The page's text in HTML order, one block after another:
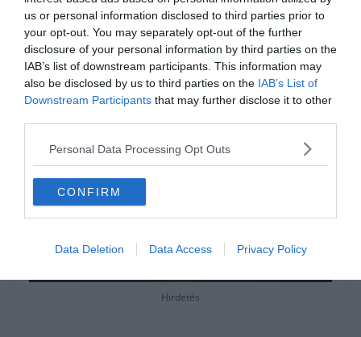
us or personal information disclosed to third parties prior to
your opt-out. You may separately opt-out of the further
disclosure of your personal information by third parties on the
IAB’s list of downstream participants. This information may
also be disclosed by us to third parties on the IAB’s List of
Downstream Participants that may further disclose it to other
Personal Data Processing Opt Outs
CONFIRM
Data Deletion Data Access Privacy Policy
amivel karbantarthatod az
agytekervényeidet, csak nézz körül nálunk
és további érdekes napi játékokat találhatsz
Hirdetés